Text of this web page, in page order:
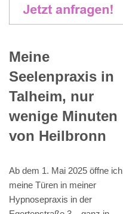
Meine
Seelenpraxis in
Talheim, nur
wenige Minuten
von Heilbronn
Ab dem 1. Mai 2025 öffne ich
meine Türen in meiner
Hypnosepraxis in der